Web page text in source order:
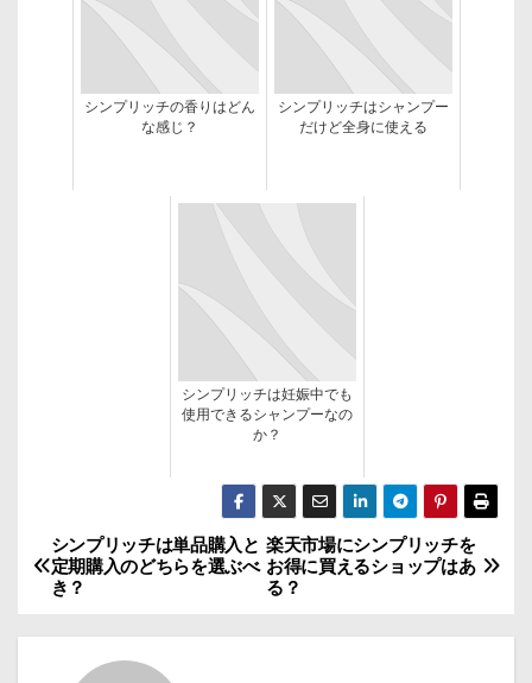
シンプリッチの香りはどん
な感じ？
シンプリッチはシャンプー
だけど全身に使える
シンプリッチは妊娠中でも
使用できるシャンプーなの
か？
投
稿
楽天市場にシンプリッチを
お得に買えるショップはあ
る？
シンプリッチは単品購入と
定期購入のどちらを選ぶべ
き？